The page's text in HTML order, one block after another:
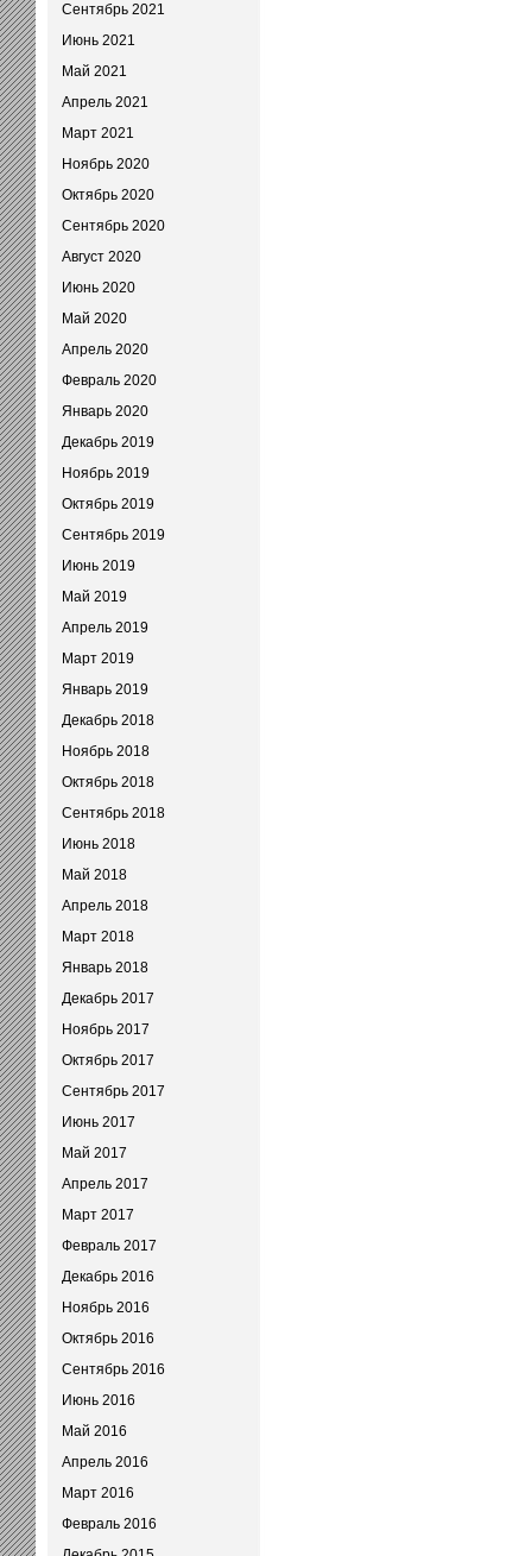
Сентябрь 2021
Июнь 2021
Май 2021
Апрель 2021
Март 2021
Ноябрь 2020
Октябрь 2020
Сентябрь 2020
Август 2020
Июнь 2020
Май 2020
Апрель 2020
Февраль 2020
Январь 2020
Декабрь 2019
Ноябрь 2019
Октябрь 2019
Сентябрь 2019
Июнь 2019
Май 2019
Апрель 2019
Март 2019
Январь 2019
Декабрь 2018
Ноябрь 2018
Октябрь 2018
Сентябрь 2018
Июнь 2018
Май 2018
Апрель 2018
Март 2018
Январь 2018
Декабрь 2017
Ноябрь 2017
Октябрь 2017
Сентябрь 2017
Июнь 2017
Май 2017
Апрель 2017
Март 2017
Февраль 2017
Декабрь 2016
Ноябрь 2016
Октябрь 2016
Сентябрь 2016
Июнь 2016
Май 2016
Апрель 2016
Март 2016
Февраль 2016